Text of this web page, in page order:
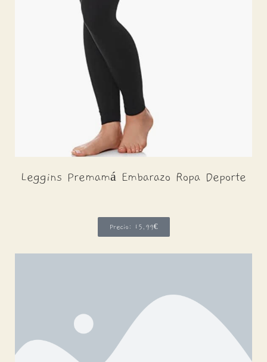
Leggins Premamá Embarazo Ropa Deporte
Precio: 15,99€